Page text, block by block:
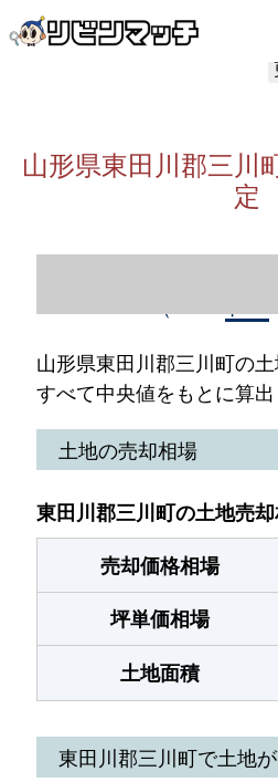
山形県東田川郡三川
定
山形県東田川郡三川町の土
すべて中央値をもとに算出
土地の売却相場
東田川郡三川町の土地売却
売却価格相場
坪単価相場
土地面積
東田川郡三川町で土地